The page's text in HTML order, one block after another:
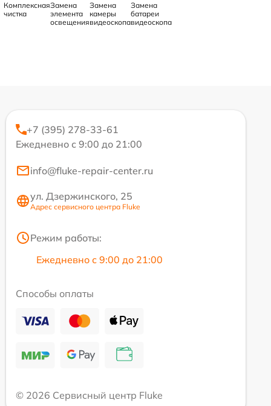
Комплексная
чистка
Замена
элемента
освещения
Замена
камеры
видеоскопа
Замена
батареи
видеоскопа
+7 (395) 278-33-61
Ежедневно с 9:00 до 21:00
info@fluke-repair-center.ru
ул. Дзержинского, 25
Адрес сервисного центра Fluke
Режим работы:
Ежедневно с 9:00 до 21:00
Способы оплаты
© 2026 Сервисный центр Fluke